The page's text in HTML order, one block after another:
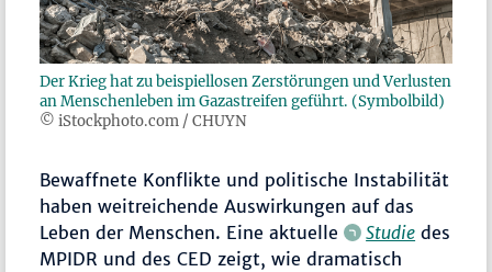
Der Krieg hat zu beispiellosen Zerstörungen und Verlusten
an Menschenleben im Gazastreifen geführt. (Symbolbild)
© iStockphoto.com / CHUYN
Bewaffnete Konflikte und politische Instabilität
haben weitreichende Auswirkungen auf das
Leben der Menschen. Eine aktuelle
Studie des
MPIDR und des CED zeigt, wie dramatisch